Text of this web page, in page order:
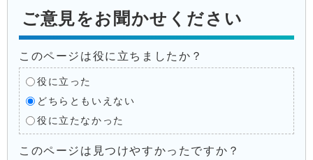
ご意見をお聞かせください
このページは役に立ちましたか？
役に立った
どちらともいえない
役に立たなかった
このページは見つけやすかったですか？